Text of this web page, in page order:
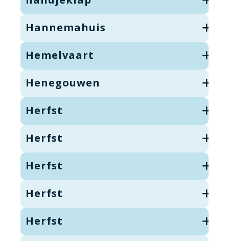
Hannemahuis
Hemelvaart
Henegouwen
Herfst
Herfst
Herfst
Herfst
Herfst